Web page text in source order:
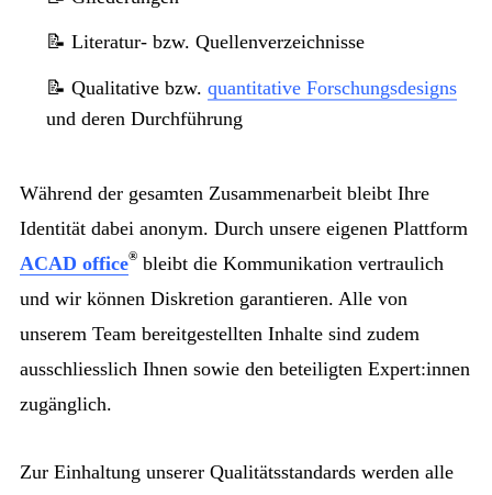
📝 Literatur- bzw. Quellenverzeichnisse
📝 Qualitative bzw.quantitative Forschungsdesigns
und deren Durchführung
Während der gesamten Zusammenarbeit bleibt Ihre
Identität dabei anonym. Durch unsere eigenen Plattform
ACAD office® bleibt die Kommunikation vertraulich
und wir können Diskretion garantieren. Alle von
unserem Team bereitgestellten Inhalte sind zudem
ausschliesslich Ihnen sowie den beteiligten Expert:innen
zugänglich.
Zur Einhaltung unserer Qualitätsstandards werden alle